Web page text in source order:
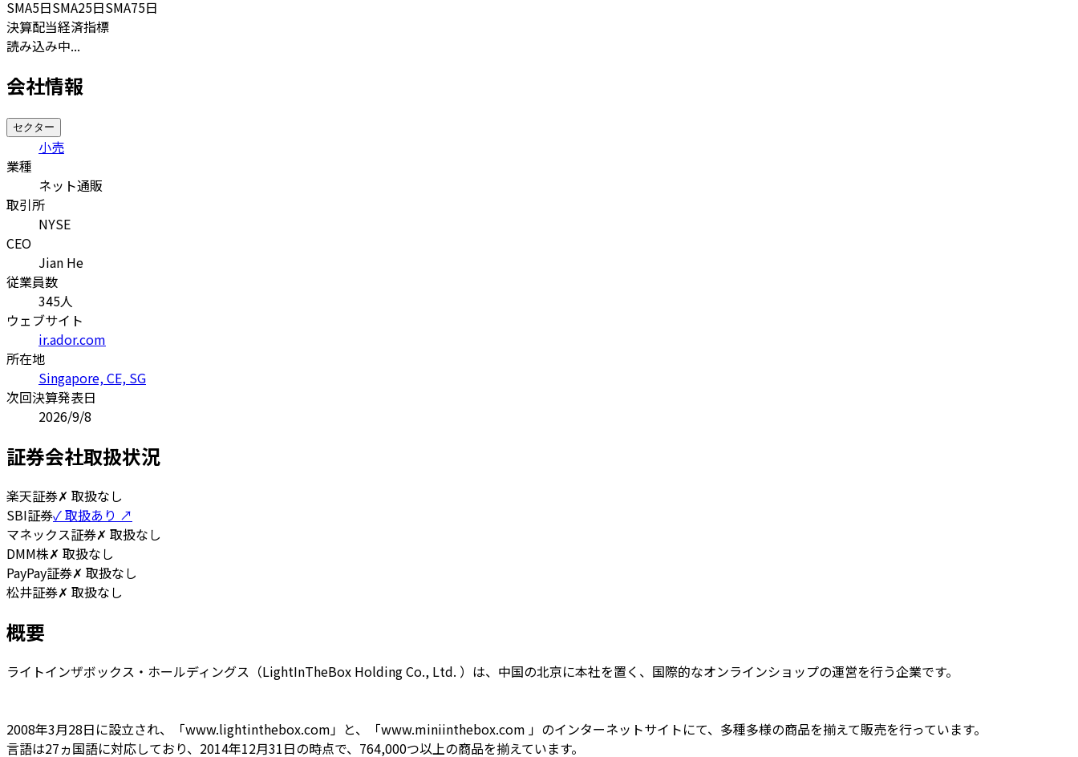
SMA5日SMA25日SMA75日
決算配当経済指標
読み込み中...
会社情報
セクター
小売
業種
ネット通販
取引所
NYSE
CEO
Jian He
従業員数
345人
ウェブサイト
ir.ador.com
所在地
Singapore, CE, SG
次回決算発表日
2026/9/8
証券会社取扱状況
楽天証券✗ 取扱なし
SBI証券✓ 取扱あり ↗
マネックス証券✗ 取扱なし
DMM株✗ 取扱なし
PayPay証券✗ 取扱なし
松井証券✗ 取扱なし
概要
ライトインザボックス・ホールディングス（LightInTheBox Holding Co., Ltd. ）は、中国の北京に本社を置く、国際的なオンラインショップの運営を行う企業です。
2008年3月28日に設立され、「www.lightinthebox.com」と、「www.miniinthebox.com 」のインターネットサイトにて、多種多様の商品を揃えて販売を行っています。
言語は27ヵ国語に対応しており、2014年12月31日の時点で、764,000つ以上の商品を揃えています。